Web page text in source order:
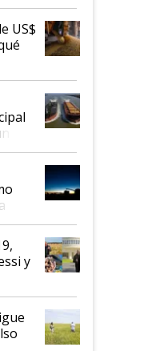
US$
así
cada
y